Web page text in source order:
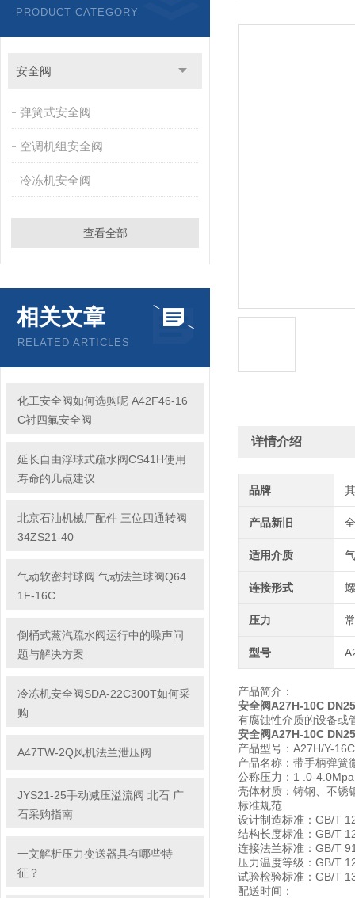
PRODUCT CATEGORY
安全阀
弹簧式安全阀
空调机组安全阀
冷冻机安全阀
查看全部
相关文章
RELATED ARTICLES
化工安全阀如何选购呢 A42F46-16
C衬四氟安全阀
延长自由浮球式疏水阀CS41H使用
寿命的几点建议
北京石油机械厂配件 三位四通转阀
34ZS21-40
气动软密封球阀 气动法兰球阀Q64
1F-16C
倒桶式蒸汽疏水阀运行中的噪声问
题与解决方案
冷冻机安全阀SDA-22C300T如何采
购
A47TW-2Q风机法兰泄压阀
JYS21-25手动减压溢流阀 北石 广
石采购指南
一文解析压力变送器具有哪些特
征？
详情介绍
品牌
产品新旧
适用介质
连接形式
压力
型号
产品简介：
安全阀A27H-10C
有腐蚀性介质的设备或
安全阀A27H-10C
产品型号：A27H/Y-
产品名称：带手柄弹簧
公称压力：1 .0-4.0Mpa
壳体材质：铸钢、不锈
标准规范
设计制造标准：GB/T
结构长度标准：GB/T
连接法兰标准：GB/T
压力温度等级：GB/T
试验检验标准：GB/T
配送时间：